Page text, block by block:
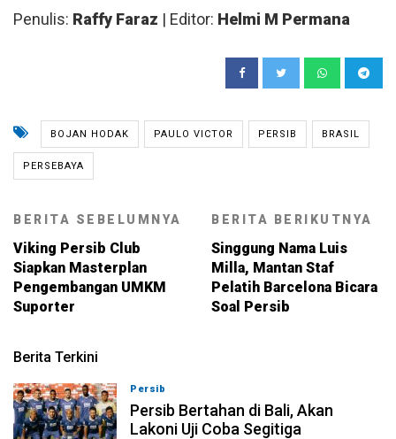
Penulis: Raffy Faraz | Editor: Helmi M Permana
BOJAN HODAK PAULO VICTOR PERSIB BRASIL
PERSEBAYA
BERITA SEBELUMNYA
Viking Persib Club
Siapkan Masterplan
Pengembangan UMKM
Suporter
BERITA BERIKUTNYA
Singgung Nama Luis
Milla, Mantan Staf
Pelatih Barcelona Bicara
Soal Persib
Berita Terkini
Persib
Persib Bertahan di Bali, Akan
Lakoni Uji Coba Segitiga